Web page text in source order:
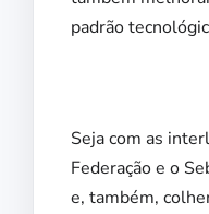
padrão
Seja com as
Federação e o
e, também,